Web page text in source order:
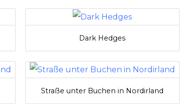
Dark Hedges
Straße unter Buchen in Nordirland